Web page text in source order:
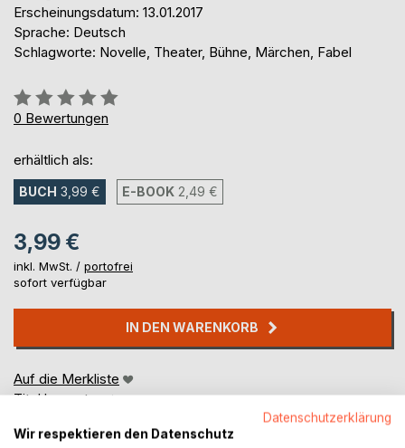
Erscheinungsdatum: 13.01.2017
Sprache: Deutsch
Schlagworte: Novelle, Theater, Bühne, Märchen, Fabel
Bewertung::
0%
0 Bewertungen
erhältlich als:
BUCH 3,99 € E-BOOK 2,49 €
3,99 €
inkl. MwSt. / portofrei
sofort verfügbar
IN DEN WARENKORB
Auf die Merkliste
Titel bewerten
Datenschutzerklärung
Wir respektieren den Datenschutz